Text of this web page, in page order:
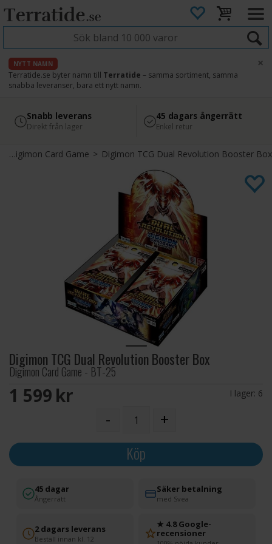
NYTT NAMN
Terratide.se byter namn till Terratide – samma sortiment, samma
snabba leveranser, bara ett nytt namn.
×
4.8
Läs omdömen på Google
Säker betalning
med Svea
Snabb leverans
Direkt från lager
45 dagars ångerrätt
Enkel retur
Digimon Card Game> Digimon TCG Dual Revolution Booster Box
Digimon TCG Dual Revolution Booster Box
Digimon Card Game - BT-25
1 599 SEK I lager: 6
- +
Köp
45 dagar
Ångerrätt
Säker betalning
med Svea
2 dagars leverans
Beställ innan kl. 12
★ 4.8 Google-
recensioner